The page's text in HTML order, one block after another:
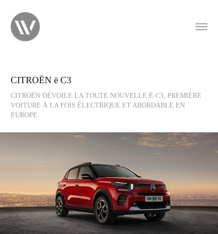
CITROËN ë C3
CITROËN DÉVOILE LA TOUTE NOUVELLE Ë-C3, PREMIÈRE
VOITURE À LA FOIS ÉLECTRIQUE ET ABORDABLE EN
EUROPE